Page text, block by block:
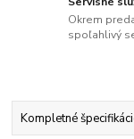
Okrem
spoľahlivý
Kompletné